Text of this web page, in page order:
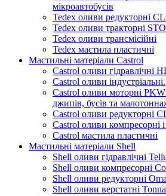
мікроавтобусів
Tedex оливи редукторні
Tedex оливи тракторні
Tedex оливи трансмісійні
Tedex мастила пластичні
Мастильні матеріали Castrol
Castrol оливи гідравлічні
Castrol оливи індустріальні.
Castrol оливи моторні PKW
джипів, бусів та
Castrol оливи редукторні
Castrol оливи компресорні
Castrol мастила пластичні
Мастильні матеріали Shell
Shell оливи гідравлічні
Shell оливи компресорні
Shell оливи редукторні
Shell оливи верстатні Tonna